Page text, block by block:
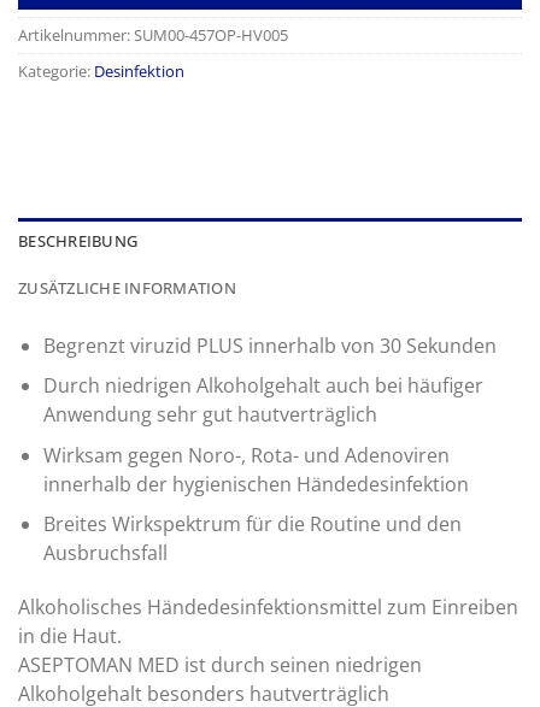
Artikelnummer:SUM00-457OP-HV005
Kategorie: Desinfektion
BESCHREIBUNG
ZUSÄTZLICHE INFORMATION
Begrenzt viruzid PLUS innerhalb von 30 Sekunden
Durch niedrigen Alkoholgehalt auch bei häufiger
Anwendung sehr gut hautverträglich
Wirksam gegen Noro-, Rota- und Adenoviren
innerhalb der hygienischen Händedesinfektion
Breites Wirkspektrum für die Routine und den
Ausbruchsfall
Alkoholisches Händedesinfektionsmittel zum Einreiben
in die Haut.
ASEPTOMAN MED ist durch seinen niedrigen
Alkoholgehalt besonders hautverträglich